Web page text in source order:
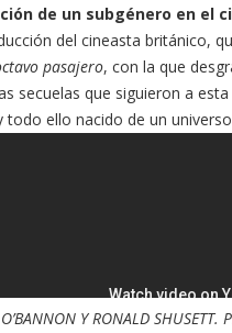
de un subgénero en el
del cineasta británico,
pasajero, con la que
secuelas que siguieron a
ello nacido de un
Y RONALD SHUSETT.